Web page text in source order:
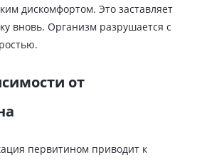
дискомфортом. Это заставляет
вновь. Организм разрушается с
от
первитином приводит к